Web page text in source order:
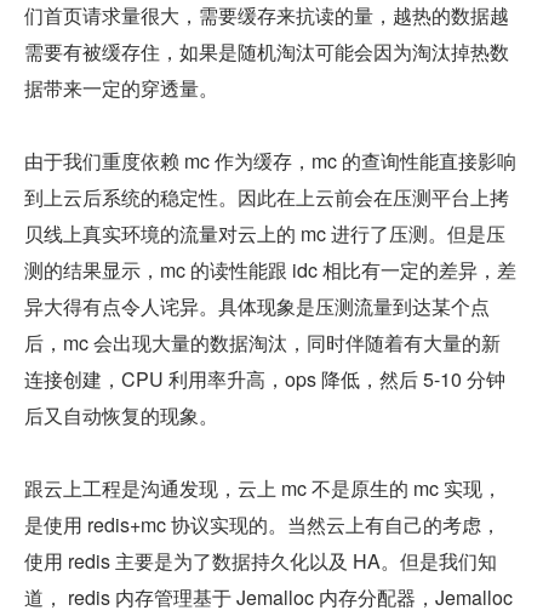
们首页请求量很大，需要缓存来抗读的量，越热的数据越
需要有被缓存住，如果是随机淘汰可能会因为淘汰掉热数
据带来一定的穿透量。
由于我们重度依赖 mc 作为缓存，mc 的查询性能直接影响
到上云后系统的稳定性。因此在上云前会在压测平台上拷
贝线上真实环境的流量对云上的 mc 进行了压测。但是压
测的结果显示，mc 的读性能跟 idc 相比有一定的差异，差
异大得有点令人诧异。具体现象是压测流量到达某个点
后，mc 会出现大量的数据淘汰，同时伴随着有大量的新
连接创建，CPU 利用率升高，ops 降低，然后 5-10 分钟
后又自动恢复的现象。
跟云上工程是沟通发现，云上 mc 不是原生的 mc 实现，
是使用 redis+mc 协议实现的。当然云上有自己的考虑，
使用 redis 主要是为了数据持久化以及 HA。但是我们知
道， redis 内存管理基于 Jemalloc 内存分配器，Jemalloc